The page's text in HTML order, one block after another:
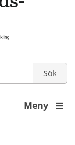
Meny 